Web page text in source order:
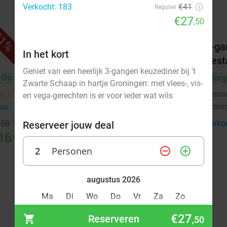
Do
9.2 star
,95
drank en lunchplank bij Huis de
Beurs
Vandaag Morgen Zo Di Wo
Do
Groningen
Verkocht: 48 Regulier €30,30
€14 ,95
5-
Verkocht: 183
Regulier €41
€27,50
In het kort
Geniet van een heerlijk 3-gangen keuzediner bij 't
Zwarte Schaap in hartje Groningen: met vlees-, vis-
en vega-gerechten is er voor ieder wat wils
Reserveer jouw deal
2 Personen remove_circle_outline add_circle_outline
augustus 2026
Ma
Di Wo Do Vr Za Zo
2
Reserveren €27,50